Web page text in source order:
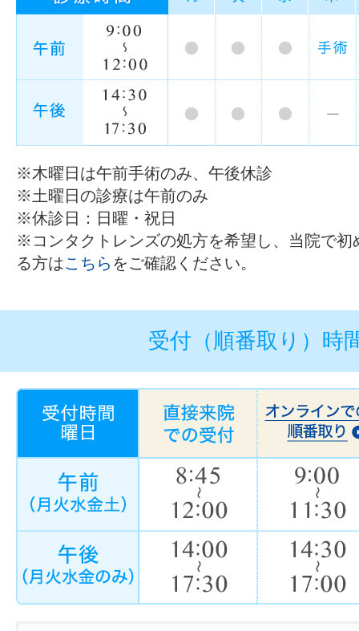
※木曜日は午前手術のみ、午後休診
※土曜日の診療は午前のみ
※休診日：日曜・祝日
※コンタクトレンズの処方を希望し、当院で初
る方はこちら をご確認ください。
受付（順番取り）時